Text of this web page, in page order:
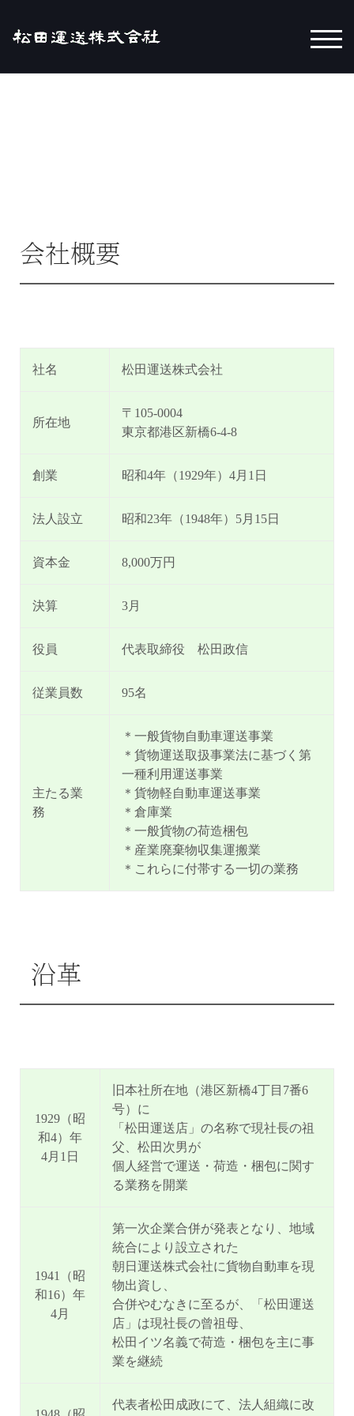
モバ
会社概要
社名 松田運送株式会社
所在地
〒105-0004
東京都港区新橋6-4-8
創業 昭和4年（1929年）4月1日
法人設立 昭和23年（1948年）5月15日
資本金 8,000万円
決算 3月
役員 代表取締役 松田政信
従業員数 95名
主たる業
務
＊一般貨物自動車運送事業
＊貨物運送取扱事業法に基づく第
一種利用運送事業
＊貨物軽自動車運送事業
＊倉庫業
＊一般貨物の荷造梱包
＊産業廃棄物収集運搬業
＊これらに付帯する一切の業務
沿革
1929（昭
和4）年
4月1日
旧本社所在地（港区新橋4丁目7番6
号）に
「松田運送店」の名称で現社長の祖
父、松田次男が
個人経営で運送・荷造・梱包に関す
る業務を開業
1941（昭
和16）年
4月
第一次企業合併が発表となり、地域
統合により設立された
朝日運送株式会社に貨物自動車を現
物出資し、
合併やむなきに至るが、「松田運送
店」は現社長の曾祖母、
松田イツ名義で荷造・梱包を主に事
業を継続
代表者松田成政にて、法人組織に改